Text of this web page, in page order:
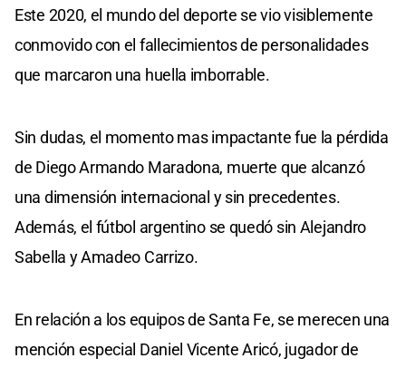
Este 2020, el mundo del deporte se vio visiblemente
conmovido con el fallecimientos de personalidades
que marcaron una huella imborrable.
Sin dudas, el momento mas impactante fue la pérdida
de Diego Armando Maradona, muerte que alcanzó
una dimensión internacional y sin precedentes.
Además, el fútbol argentino se quedó sin Alejandro
Sabella y Amadeo Carrizo.
En relación a los equipos de Santa Fe, se merecen una
mención especial Daniel Vicente Aricó, jugador de